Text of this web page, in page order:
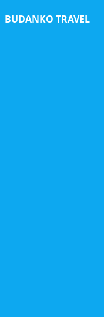
BUDANKO TRAVEL